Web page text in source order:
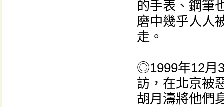
的手表、鋼筆
磨中幾乎人人
走。
◎1999年12月
訪，在北京被
胡月濤將他們